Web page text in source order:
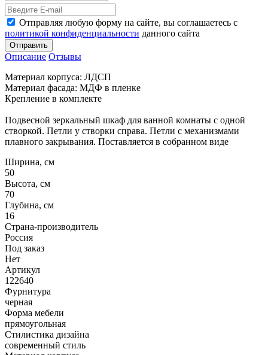
Отправляя любую форму на сайте, вы соглашаетесь с
политикой конфиденциальности данного сайта
Отправить
Описание Отзывы
Материал корпуса: ЛДСП
Материал фасада: МДФ в пленке
Крепление в комплекте
Подвесной зеркальный шкаф для ванной комнаты с одной
створкой. Петли у створки справа. Петли с механизмами
плавного закрывания. Поставляется в собранном виде
Ширина, см
50
Высота, см
70
Глубина, см
16
Страна-производитель
Россия
Под заказ
Нет
Артикул
122640
Фурнитура
черная
Форма мебели
прямоугольная
Стилистика дизайна
современный стиль